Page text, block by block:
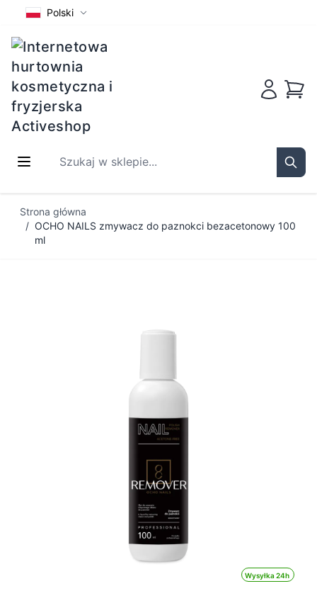
Polski
Szukaj w sklepie...
Strona główna
/ OCHO NAILS zmywacz do paznokci bezacetonowy 100
ml
Wysyłka 24h